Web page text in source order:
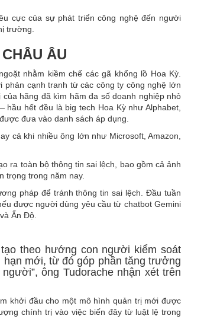
cực của sự phát triển công nghệ đến người
trường.
ÂU
nhằm kiềm chế các gã khổng lồ Hoa Kỳ.
cạnh tranh từ các công ty công nghệ lớn
hãng đã kìm hãm đa số doanh nghiệp nhỏ
hết đều là big tech Hoa Kỳ như Alphabet,
đưa vào danh sách áp dụng.
cả khi nhiều ông lớn như Microsoft, Amazon,
ra toàn bộ thông tin sai lệch, bao gồm cả ảnh
trọng trong năm nay.
pháp để tránh thông tin sai lệch. Đầu tuần
được người dùng yêu cầu từ chatbot Gemini
Ấn Độ.
theo hướng con người kiểm soát
mới, từ đó góp phần tăng trưởng
ông Tudorache nhận xét trên
khởi đầu cho một mô hình quản trị mới được
chính trị vào việc biến đây từ luật lệ trong